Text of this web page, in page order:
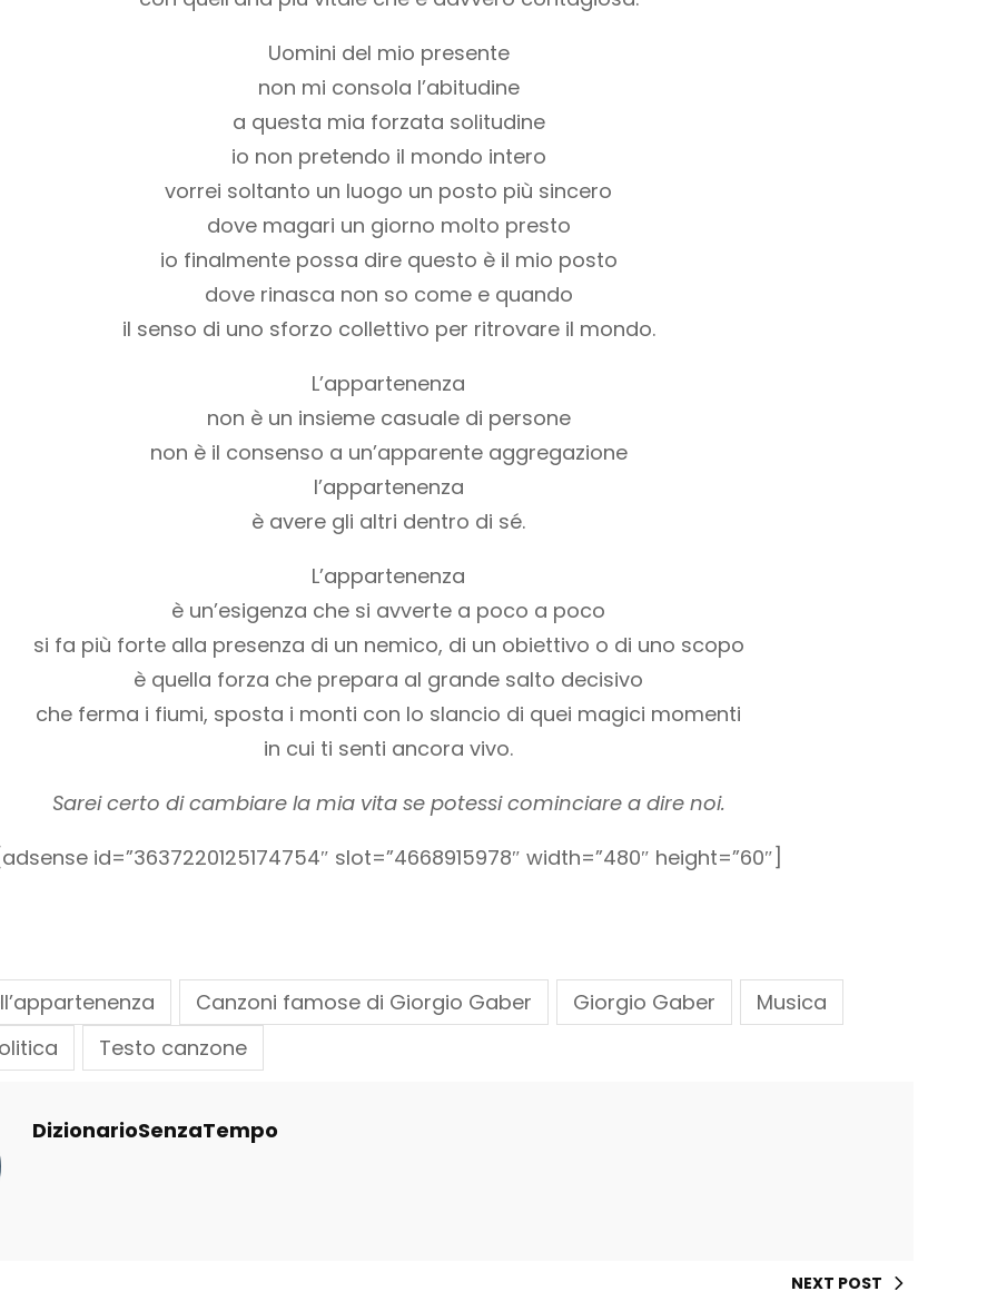
Uomini del mio presente
non mi consola l’abitudine
a questa mia forzata solitudine
io non pretendo il mondo intero
vorrei soltanto un luogo un posto più sincero
dove magari un giorno molto presto
io finalmente possa dire questo è il mio posto
dove rinasca non so come e quando
il senso di uno sforzo collettivo per ritrovare il mondo.
L’appartenenza
non è un insieme casuale di persone
non è il consenso a un’apparente aggregazione
l’appartenenza
è avere gli altri dentro di sé.
L’appartenenza
è un’esigenza che si avverte a poco a poco
si fa più forte alla presenza di un nemico, di un obiettivo o di uno scopo
è quella forza che prepara al grande salto decisivo
che ferma i fiumi, sposta i monti con lo slancio di quei magici momenti
in cui ti senti ancora vivo.
Sarei certo di cambiare la mia vita se potessi cominciare a dire noi.
[adsense id=”3637220125174754″ slot=”4668915978″ width=”480″ height=”60″]
Canzoni famose di Giorgio Gaber Giorgio Gaber
Musica
Testo canzone
DizionarioSenzaTempo
NEXT POST